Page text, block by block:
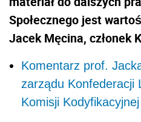
Społecznego jest
Jacek Męcina, członek
Komentarz prof.
zarządu Konfederacji
Komisji